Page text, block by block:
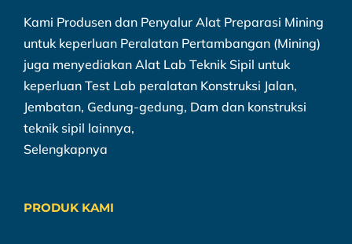
Kami Produsen dan Penyalur Alat Preparasi Mining
untuk keperluan Peralatan Pertambangan (Mining)
juga menyediakan Alat Lab Teknik Sipil untuk
keperluan Test Lab peralatan Konstruksi Jalan,
Jembatan, Gedung-gedung, Dam dan konstruksi
teknik sipil lainnya,
Selengkapnya
PRODUK KAMI